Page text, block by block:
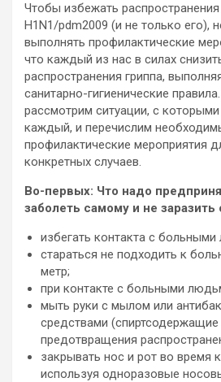
Чтобы избежать распространения
H1N1/pdm2009 (и не только его),
выполнять профилактические
что каждый из нас в силах
распространения гриппа,
санитарно-гигиенические
рассмотрим ситуации, с
каждый, и перечислим
профилактические мероприятия
конкретных случаев.
Во-первых: Что надо
заболеть самому и не
избегать контакта с
стараться не подходить к
метр;
при контакте с больными
мыть руки с мылом или
средствами
предотвращения
закрывать нос и рот во время
используя одноразовые